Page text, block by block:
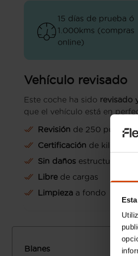
15 días de prueba ó
1.000kms (compras
online)
Vehículo revisado
Este coche ha sido revisado
que el vehículo está en
Revisión de 250 puntos
Certificación de
Sin daños estructurales
Libre de cargas
Limpieza a fondo
Blanes